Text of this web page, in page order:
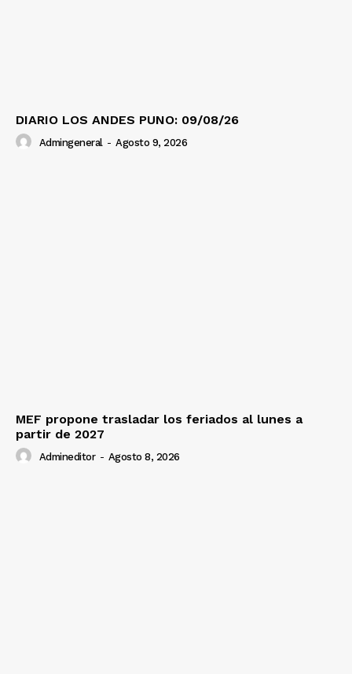
DIARIO LOS ANDES PUNO: 09/08/26
Admingeneral - Agosto 9, 2026
MEF propone trasladar los feriados al lunes a
partir de 2027
Admineditor - Agosto 8, 2026